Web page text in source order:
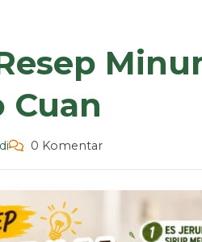
Cuan
0 Komentar